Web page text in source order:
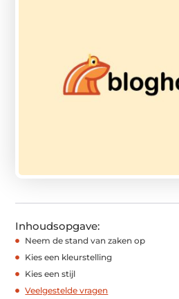
Inhoudsopgave:
Neem de stand van zaken op
Kies een kleurstelling
Kies een stijl
Veelgestelde vragen